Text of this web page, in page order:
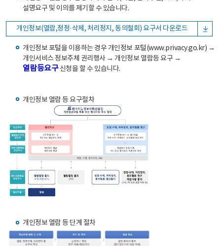
설명요구 및 이의를 제기할 수 있습니다.
개인정보(열람,정정·삭제, 처리정지, 동의철회) 요구서 다운로드
개인정보 포털을 이용하는 경우 개인정보 포털(www.privacy.go.kr) →
개인서비스 정보주체 권리행사 → 개인정보 열람등 요구 →
열람등요구신청을 할 수 있습니다.
개인정보 열람 등 요구절차
개인정보 열람 등 단계 절차